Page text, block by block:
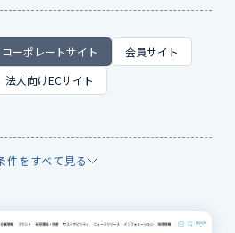
コーポレートサイト
会員サイト
法人向けECサイト
件をすべて見る